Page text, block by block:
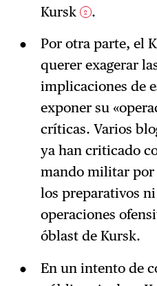
Kursk
2 .
Por otra parte, el
querer exagerar
implicaciones de
exponer su
críticas. Varios
ya han criticado
mando militar por
los preparativos
operaciones
óblast de Kursk.
En un intento de